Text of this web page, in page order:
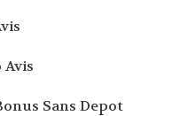
Avis
Sans Depot